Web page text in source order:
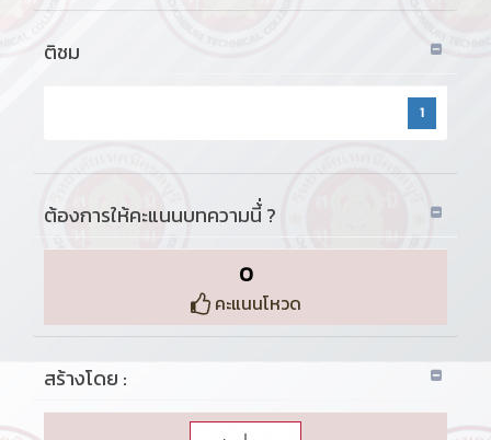
ติชม
1
ต้องการให้คะแนนบทความนี้่ ?
0
คะแนนโหวด
สร้างโดย :